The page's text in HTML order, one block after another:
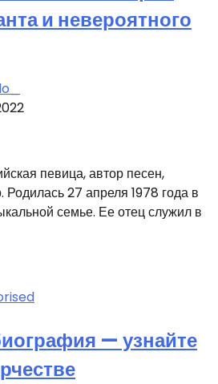
и невероятного
певица, автор песен,
Родилась 27 апреля 1978 года в
семье. Ее отец служил в
— узнайте